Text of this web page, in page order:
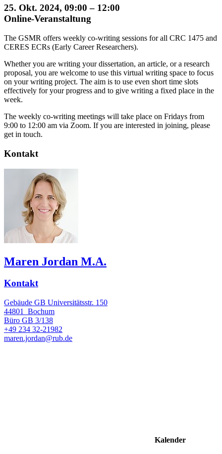
25. Okt. 2024, 09:00 – 12:00
Online-Veranstaltung
The GSMR offers weekly co-writing sessions for all CRC 1475 and
CERES ECRs (Early Career Researchers).
Whether you are writing your dissertation, an article, or a research
proposal, you are welcome to use this virtual writing space to focus
on your writing project. The aim is to use even short time slots
effectively for your progress and to give writing a fixed place in the
week.
The weekly co-writing meetings will take place on Fridays from
9:00 to 12:00 am via Zoom. If you are interested in joining, please
get in touch.
Kontakt
Maren Jordan M.A.
Kontakt
Gebäude GB Universitätsstr. 150
44801
Bochum
Büro GB 3/138
+49 234 32-21982
maren.jordan@rub.de
Kalender